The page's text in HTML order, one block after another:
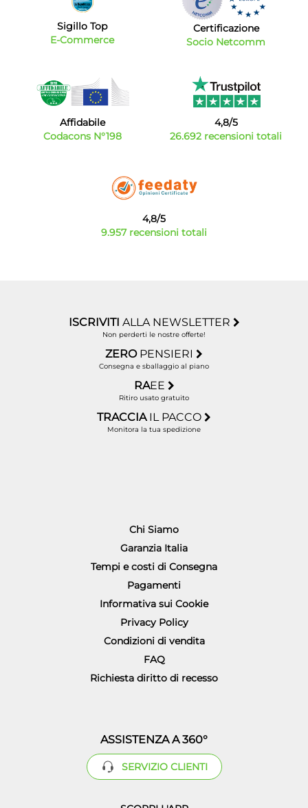
Sigillo Top
E-Commerce
Certificazione
Socio Netcomm
Affidabile
Codacons N°198
4,8/5
26.692 recensioni totali
4,8/5
9.957 recensioni totali
ISCRIVITI ALLA NEWSLETTER
Non perderti le nostre offerte!
ZERO PENSIERI
Consegna e sballaggio al piano
RAEE
Ritiro usato gratuito
TRACCIA IL PACCO
Monitora la tua spedizione
Chi Siamo
Garanzia Italia
Tempi e costi di Consegna
Pagamenti
Informativa sui Cookie
Privacy Policy
Condizioni di vendita
FAQ
Richiesta diritto di recesso
ASSISTENZA A 360°
SERVIZIO CLIENTI